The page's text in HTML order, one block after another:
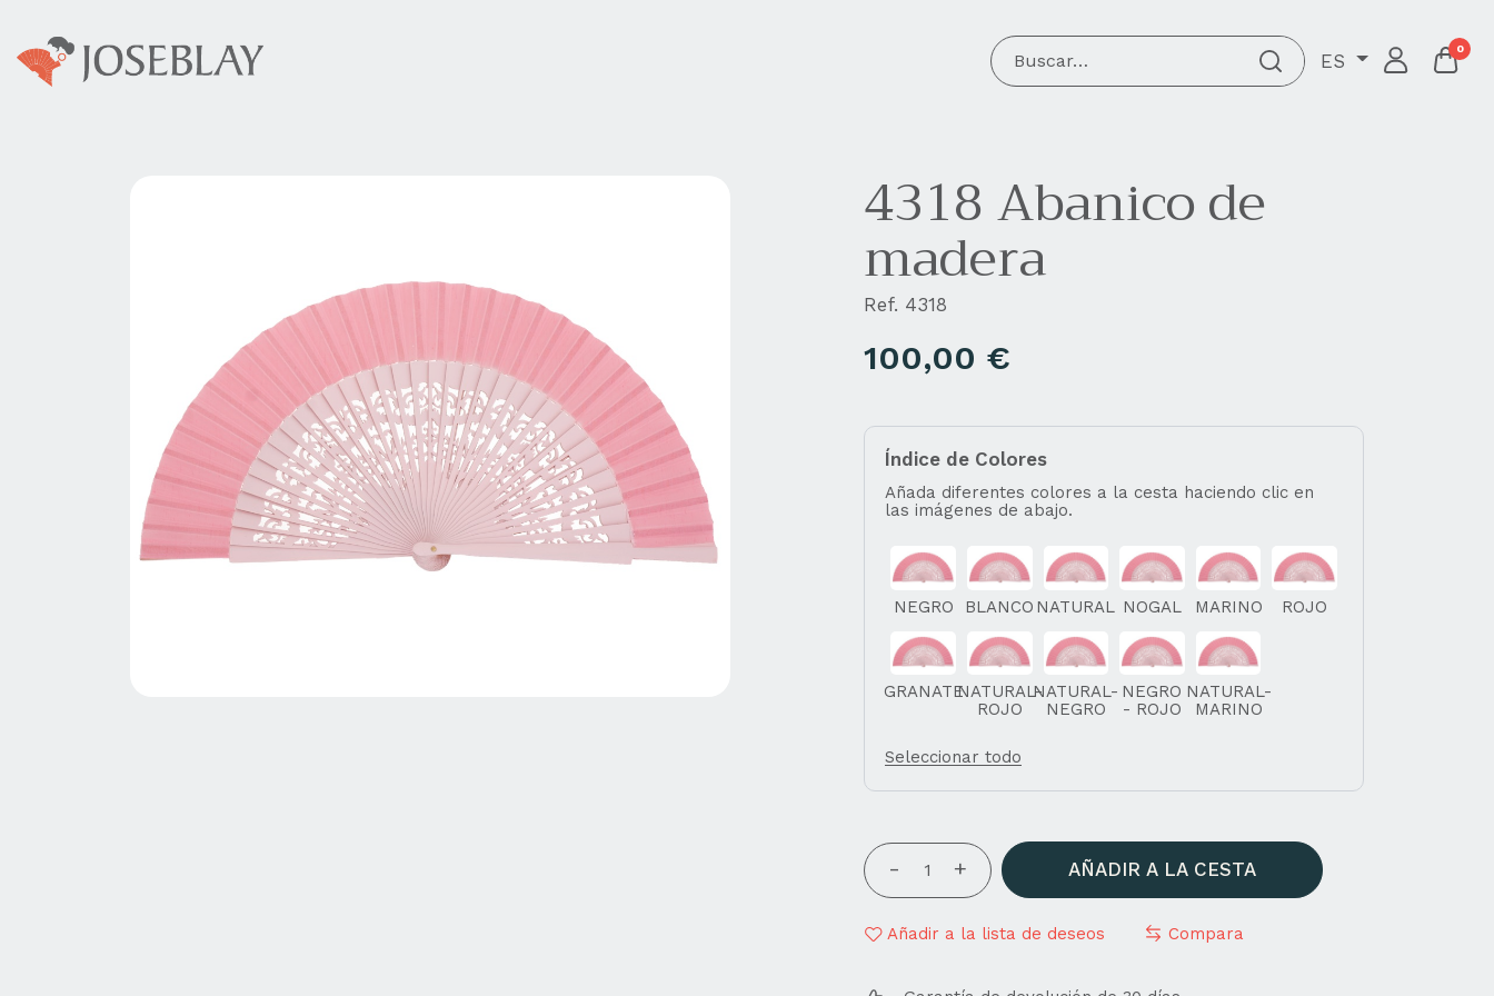
ES
0
4318 Abanico de
madera
Índice de Colores
Añada diferentes colores a la cesta haciendo clic en
las imágenes de abajo.
NEGRO BLANCO NATURAL NOGAL MARINO ROJO
GRANATENATURAL-
ROJO
NATURAL-
NEGRO
NEGRO
- ROJO
NATURAL-
MARINO
Seleccionar todo
Ref. 4318
100,00 €
AÑADIR A LA CESTA
Añadir a la lista de deseos Compara